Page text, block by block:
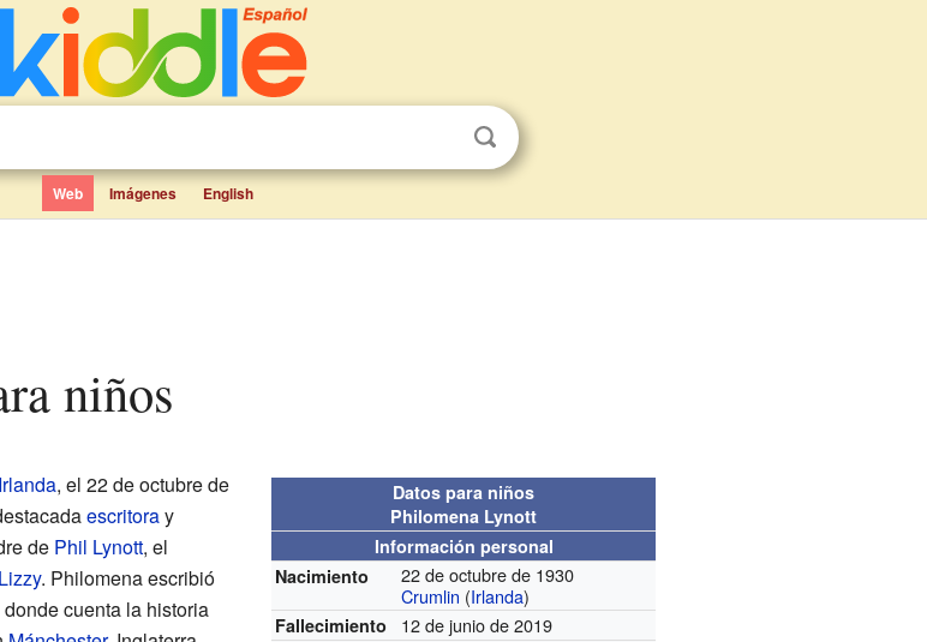
Web Imágenes English
niños
Datos para niños
Philomena Lynott
Información personal
Nacimiento
22 de octubre de 1930
Crumlin (Irlanda)
Fallecimiento 12 de junio de 2019
Irlanda, el 22 de octubre de
escritoray
de Phil Lynott, el
. Philomena escribió
donde cuenta la historia